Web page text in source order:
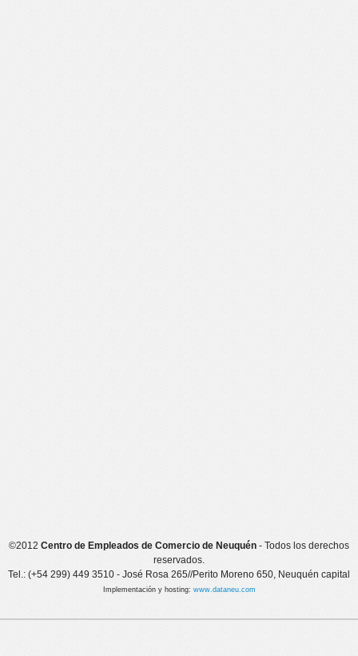
©2012 Centro de Empleados de Comercio de Neuquén - Todos los derechos
reservados.
Tel.: (+54 299) 449 3510 - José Rosa 265//Perito Moreno 650, Neuquén capital
Implementación y hosting: www.dataneu.com